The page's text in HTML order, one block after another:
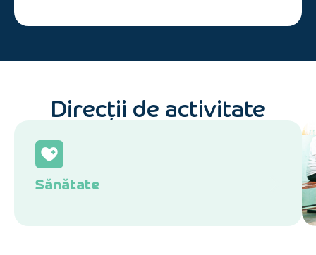
Direcții de activitate
Sănătate